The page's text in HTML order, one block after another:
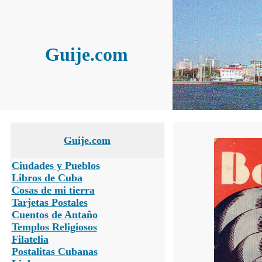
Guije.com
Guije.com
Ciudades y Pueblos
Libros de Cuba
Cosas de mi tierra
Tarjetas Postales
Cuentos de Antaño
Templos Religiosos
Filatelia
Postalitas Cubanas